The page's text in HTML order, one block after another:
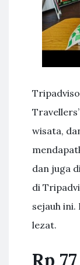
wisata,
dan juga
di
sejauh ini.
lezat.
Rp